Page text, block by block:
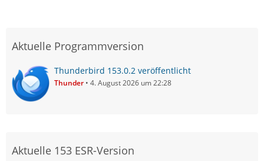
Aktuelle Programmversion
Thunderbird 153.0.2 veröffentlicht
Thunder 4. August 2026 um 22:28
Aktuelle 153 ESR-Version